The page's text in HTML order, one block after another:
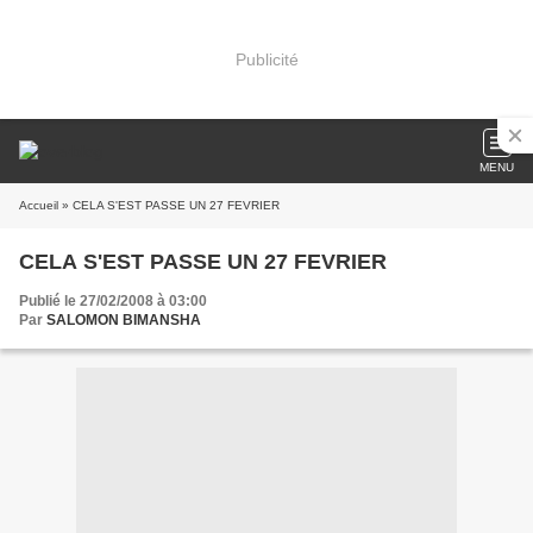
Publicité
MENU
Accueil » CELA S'EST PASSE UN 27 FEVRIER
CELA S'EST PASSE UN 27 FEVRIER
Publié le 27/02/2008 à 03:00
Par SALOMON BIMANSHA